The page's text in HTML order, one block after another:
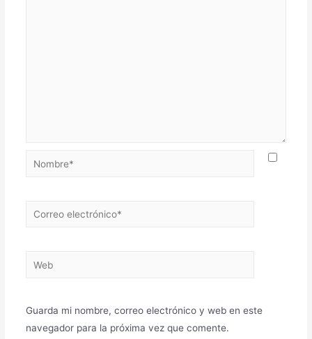
Nombre*
Correo
Web
Guarda mi nombre, correo electrónico y web en este
navegador para la próxima vez que comente.